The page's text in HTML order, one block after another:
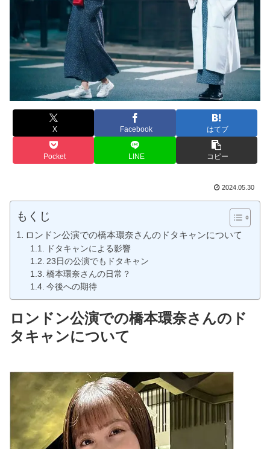
X Facebook はてブ
Pocket LINE コピー
2024.05.30
もくじ
ロンドン公演での橋本環奈さんのドタキャンについて
ドタキャンによる影響
23日の公演でもドタキャン
橋本環奈さんの日常？
今後への期待
ロンドン公演での橋本環奈さんのド
タキャンについて